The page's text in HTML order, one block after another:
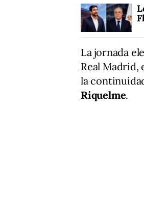
La jornada
Real Madrid,
la
Riquelme.